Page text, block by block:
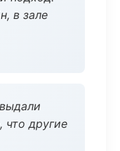
в зале
что другие